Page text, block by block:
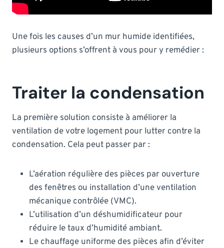
Une fois les causes d’un mur humide identifiées,
plusieurs options s’offrent à vous pour y remédier :
Traiter la condensation
La première solution consiste à améliorer la
ventilation de votre logement pour lutter contre la
condensation. Cela peut passer par :
L’aération régulière des pièces par ouverture
des fenêtres ou installation d’une ventilation
mécanique contrôlée (VMC).
L’utilisation d’un déshumidificateur pour
réduire le taux d’humidité ambiant.
Le chauffage uniforme des pièces afin d’éviter